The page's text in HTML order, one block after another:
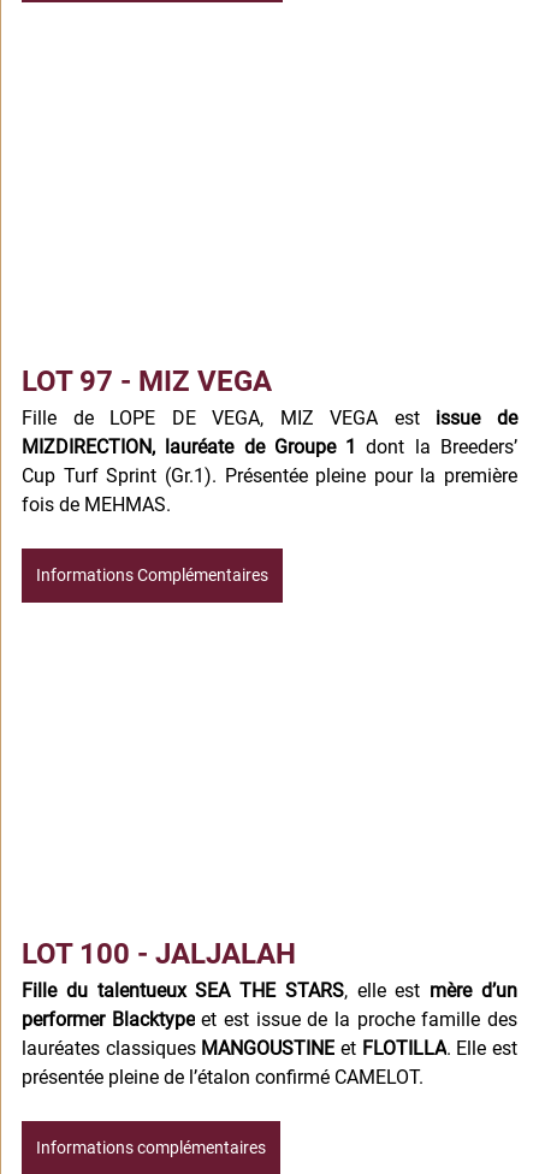
LOT 97 - MIZ VEGA
Fille de LOPE DE VEGA, MIZ VEGA est issue de
MIZDIRECTION, lauréate de Groupe 1
dont la Breeders’
Cup Turf Sprint (Gr.1). Présentée pleine pour la première
fois de MEHMAS.
Informations Complémentaires
LOT 100 - JALJALAH
Fille du talentueux SEA THE STARS, elle est mère d’un
performer Blacktype et est issue de la proche famille des
lauréates classiques MANGOUSTINE et FLOTILLA. Elle est
présentée pleine de l’étalon confirmé CAMELOT.
Informations complémentaires